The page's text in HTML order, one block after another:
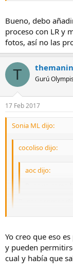
Bueno, debo
proceso con LR y
fotos, así no las
T Gurú
17 Feb 2017
Sonia ML dijo:
cocoliso dijo:
aoc dijo:
Pues yo como
Pues ya somos
teneis de disparar
de borrar siempre
y sin raw tienes
Yo creo que eso
y pueden
cual y había que